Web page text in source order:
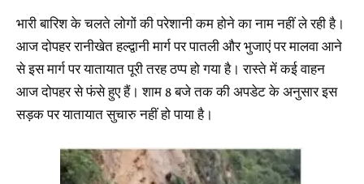
भारी बारिश के चलते लोगों की परेशानी कम होने का नाम नहीं ले रही है।
आज दोपहर रानीखेत हल्द्वानी मार्ग पर पातली और भुजाएं पर मालवा आने
से इस मार्ग पर यातायात पूरी तरह ठप्प हो गया है। रास्ते में कई वाहन
आज दोपहर से फंसे हुए हैं। शाम 8 बजे तक की अपडेट के अनुसार इस
सड़क पर यातायात सुचारु नहीं हो पाया है।